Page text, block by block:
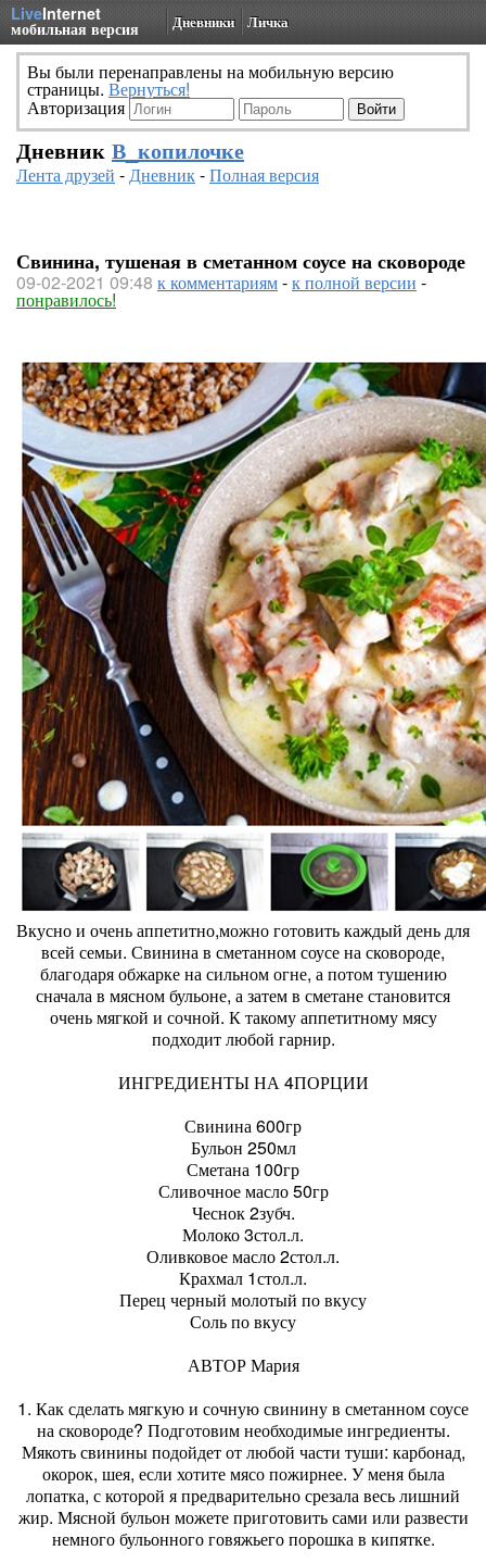
LiveInternet
мобильная версия Дневники Личка
Вы были перенаправлены на мобильную версию
страницы. Вернуться!
Авторизация
Дневник В_копилочке
Лента друзей -Дневник-Полная версия
Свинина, тушеная в сметанном соусе на сковороде
09-02-2021 09:48 к комментариям-к полной версии -
понравилось!
Вкусно и очень аппетитно,можно готовить каждый день для
всей семьи. Свинина в сметанном соусе на сковороде,
благодаря обжарке на сильном огне, а потом тушению
сначала в мясном бульоне, а затем в сметане становится
очень мягкой и сочной. К такому аппетитному мясу
подходит любой гарнир.
ИНГРЕДИЕНТЫ НА 4ПОРЦИИ
Свинина 600гр
Бульон 250мл
Сметана 100гр
Сливочное масло 50гр
Чеснок 2зубч.
Молоко 3стол.л.
Оливковое масло 2стол.л.
Крахмал 1стол.л.
Перец черный молотый по вкусу
Соль по вкусу
АВТОР Мария
1. Как сделать мягкую и сочную свинину в сметанном соусе
на сковороде? Подготовим необходимые ингредиенты.
Мякоть свинины подойдет от любой части туши: карбонад,
окорок, шея, если хотите мясо пожирнее. У меня была
лопатка, с которой я предварительно срезала весь лишний
жир. Мясной бульон можете приготовить сами или развести
немного бульонного говяжьего порошка в кипятке.